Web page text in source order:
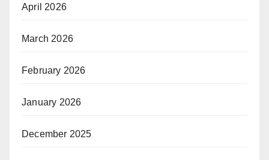
April 2026
March 2026
February 2026
January 2026
December 2025